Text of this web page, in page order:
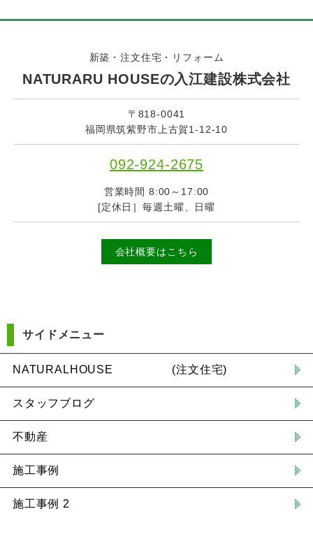
新築・注文住宅・リフォーム
NATURARU HOUSEの入江建設株式会社
〒818-0041
福岡県筑紫野市上古賀1-12-10
092-924-2675
営業時間 8:00～17:00
[定休日］毎週土曜、日曜
会社概要はこちら
サイドメニュー
NATURALHOUSE (注文住宅)
スタッフブログ
不動産
施工事例
施工事例 2